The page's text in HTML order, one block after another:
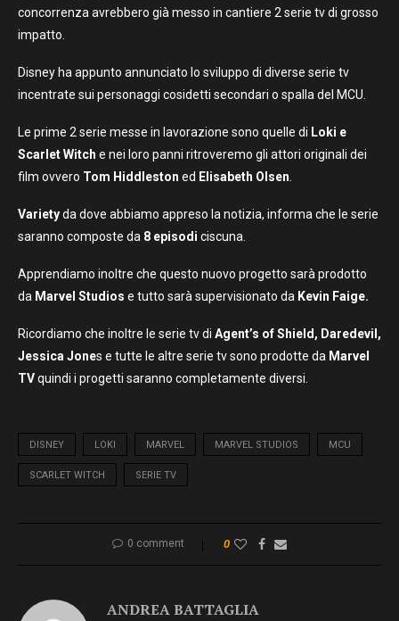
concorrenza avrebbero già messo in cantiere 2 serie tv di grosso
impatto.
Disney ha appunto annunciato lo sviluppo di diverse serie tv
incentrate sui personaggi cosidetti secondari o spalla del MCU.
Le prime 2 serie messe in lavorazione sono quelle di Loki e
Scarlet Witch e nei loro panni ritroveremo gli attori originali dei
film ovvero Tom Hiddleston ed Elisabeth Olsen.
Varietyda dove abbiamo appreso la notizia, informa che le serie
saranno composte da 8 episodi ciscuna.
Apprendiamo inoltre che questo nuovo progetto sarà prodotto
da Marvel Studios e tutto sarà supervisionato da Kevin Faige.
Ricordiamo che inoltre le serie tv di Agent’s of Shield, Daredevil,
Jessica Jones e tutte le altre serie tv sono prodotte da Marvel
TVquindi i progetti saranno completamente diversi.
DISNEY LOKI MARVEL MARVEL STUDIOS MCU
SCARLET WITCH SERIE TV
0 comment 0
ANDREA BATTAGLIA